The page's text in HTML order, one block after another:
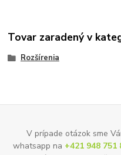
Tovar zaradený v
Rozšírenia
V prípade otázok sme
whatsapp na +421 948 751